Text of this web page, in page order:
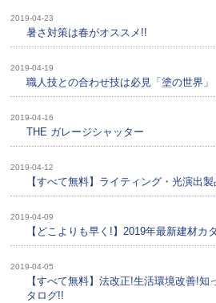
2019-04-23
暑さ対策は春がオススメ!!
2019-04-19
職人技との合わせ技は必見「塗の世界」
2019-04-16
THE ガレージシャッター
2019-04-12
【すべて無料】ライティング・光演出
2019-04-09
【どこよりも早く!】2019年最新建材カ
2019-04-05
【すべて無料】法改正!生活環境改善!知
タログ!!